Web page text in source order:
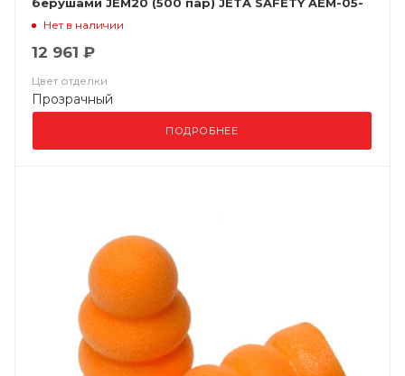
500Нет в наличии
12 961 ₽
Цвет отделки
Прозрачный
ПОДРОБНЕЕ